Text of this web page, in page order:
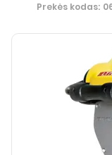
Prekės kodas: